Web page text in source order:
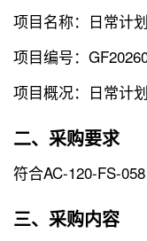
项目名称：日常计
项目编号：
项目概况：日常计
二、采购要求
符合AC-120-FS-
三、采购内容